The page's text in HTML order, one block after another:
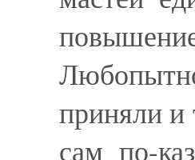
приняли и
сам по-